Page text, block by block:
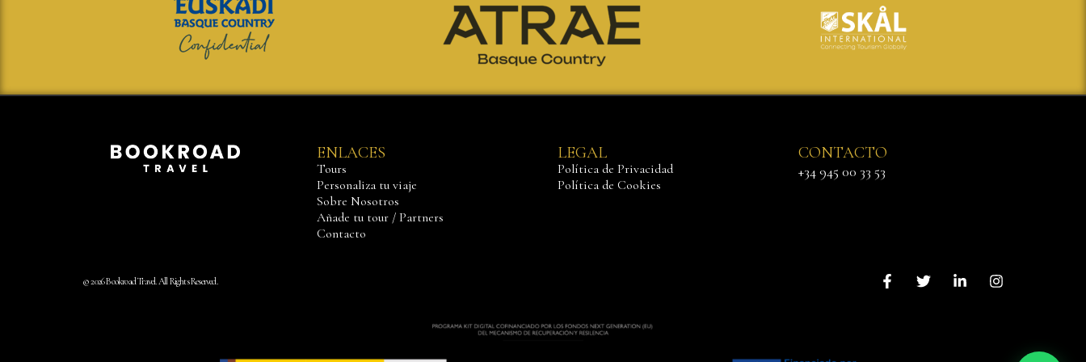
ENLACES
Tours
Personaliza tu viaje
Sobre Nosotros
Añade tu tour / Partners
Contacto
LEGAL
Política de Privacidad
Política de Cookies
CONTACTO
+34 945 00 33 53
© 2026 Bookroad Travel. All Rights Reserved.